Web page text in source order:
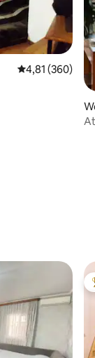
Gemiddelde
4,81 (360)